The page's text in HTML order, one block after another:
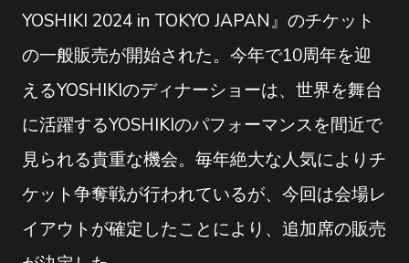
YOSHIKI 2024 in TOKYO JAPAN』のチケット
の一般販売が開始された。今年で10周年を迎
えるYOSHIKIのディナーショーは、世界を舞台
に活躍するYOSHIKIのパフォーマンスを間近で
見られる貴重な機会。毎年絶大な人気によりチ
ケット争奪戦が行われているが、今回は会場レ
イアウトが確定したことにより、追加席の販売